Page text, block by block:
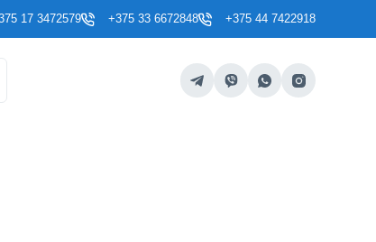
17 3472579 +375 33 6672848 +375 44 7422918